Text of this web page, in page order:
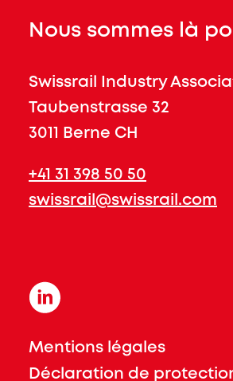
Nous sommes là
Swissrail Industry
Taubenstrasse 32
3011 Berne CH
+41 31 398 50 50
swissrail@swissrail.com
Mentions légales
Déclaration de